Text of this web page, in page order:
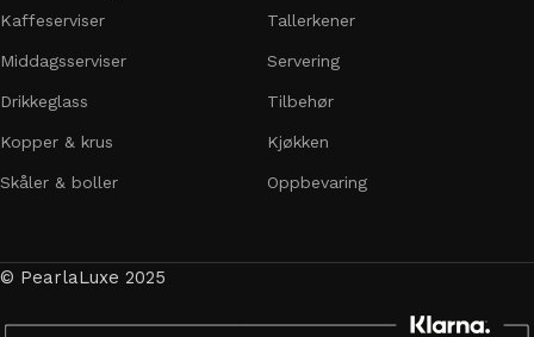
Kaffeserviser
Middagsserviser
Drikkeglass
Kopper & krus
Skåler & boller
Tallerkener
Servering
Tilbehør
Kjøkken
Oppbevaring
© PearlaLuxe 2025